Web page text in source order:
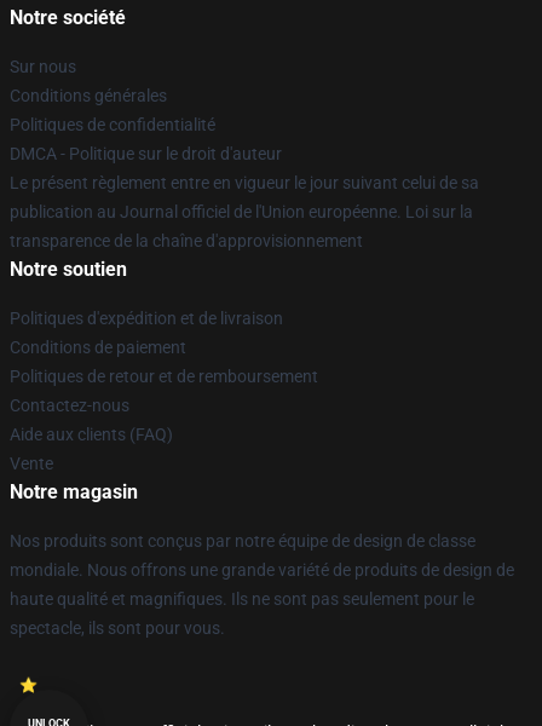
Notre société
Sur nous
Conditions générales
Politiques de confidentialité
DMCA - Politique sur le droit d'auteur
Le présent règlement entre en vigueur le jour suivant celui de sa
publication au Journal officiel de l'Union européenne. Loi sur la
transparence de la chaîne d'approvisionnement
Notre soutien
Politiques d'expédition et de livraison
Conditions de paiement
Politiques de retour et de remboursement
Contactez-nous
Aide aux clients (FAQ)
Vente
Notre magasin
Nos produits sont conçus par notre équipe de design de classe
mondiale. Nous offrons une grande variété de produits de design de
haute qualité et magnifiques. Ils ne sont pas seulement pour le
spectacle, ils sont pour vous.
UNLOCK